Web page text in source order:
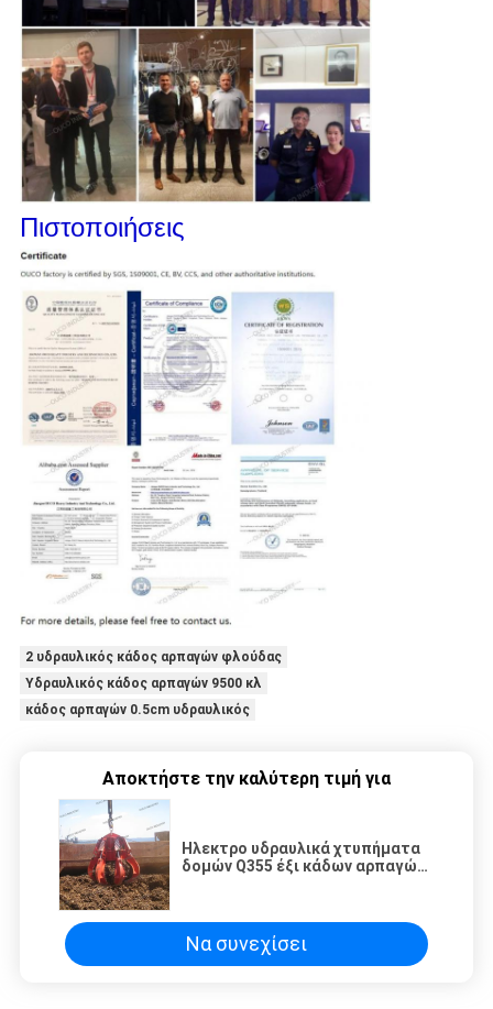
Πιστοποιήσεις
2 υδραυλικός κάδος αρπαγών φλούδας
Υδραυλικός κάδος αρπαγών 9500 κλ
κάδος αρπαγών 0.5cm υδραυλικός
Αποκτήστε την καλύτερη τιμή για
Ηλεκτρο υδραυλικά χτυπήματα
δομών Q355 έξι κάδων αρπαγών
Να συνεχίσει